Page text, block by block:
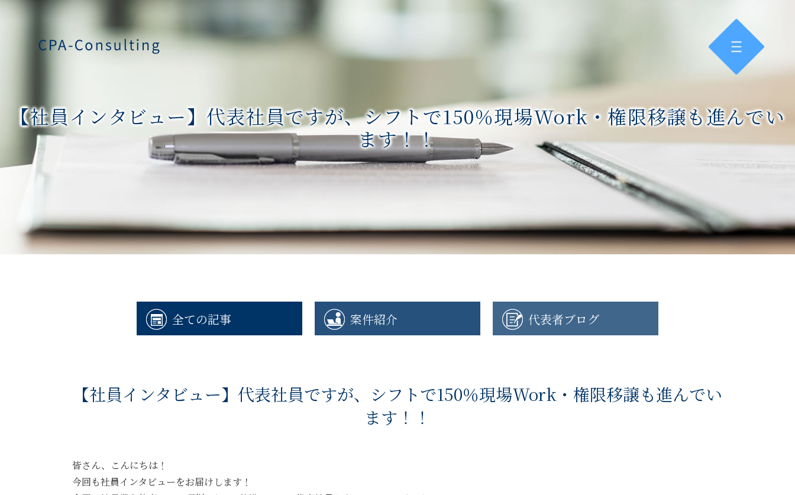
【社員インタビュー】代表社員ですが、シフトで150％現場Work・権限移譲も進んでい
ます！！
全ての記事 案件紹介 代表者ブログ
【社員インタビュー】代表社員ですが、シフトで150％現場Work・権限移譲も進んでい
ます！！
皆さん、こんにちは！
今回も社員インタビューをお届けします！